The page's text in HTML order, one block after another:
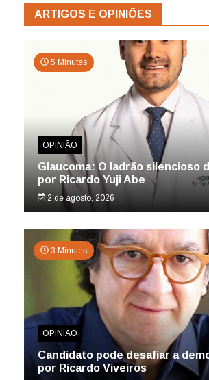
ARTIGOS E OPINIÕES
5 Minutes
OPINIÃO
Glaucoma: O ladrão silencioso
por Ricardo Yuji Abe
2 de agosto, 2026
3 Minutes
OPINIÃO
Candidato pode desafiar a
por Ricardo Viveiros